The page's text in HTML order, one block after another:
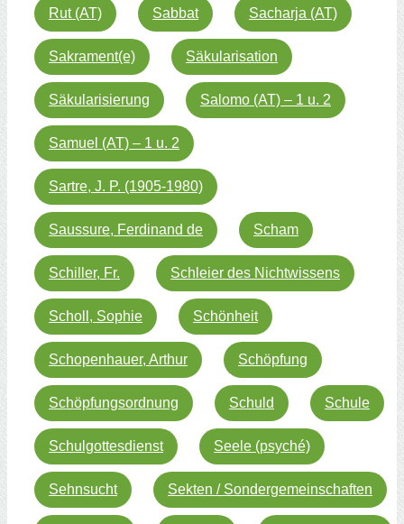
Rut (AT) Sabbat Sacharja (AT)
Sakrament(e) Säkularisation
Säkularisierung Salomo (AT) – 1 u. 2
Samuel (AT) – 1 u. 2
Sartre, J. P. (1905-1980)
Saussure, Ferdinand de Scham
Schiller, Fr. Schleier des Nichtwissens
Scholl, Sophie Schönheit
Schopenhauer, Arthur Schöpfung
Schöpfungsordnung Schuld Schule
Schulgottesdienst Seele (psyché)
Sehnsucht Sekten / Sondergemeinschaften